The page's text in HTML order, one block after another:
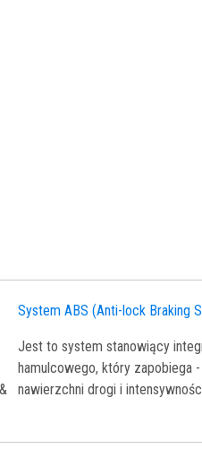
System ABS (Anti-lock Braking
Jest to system stanowiący
hamulcowego, który zapobiega
nawierzchni drogi i